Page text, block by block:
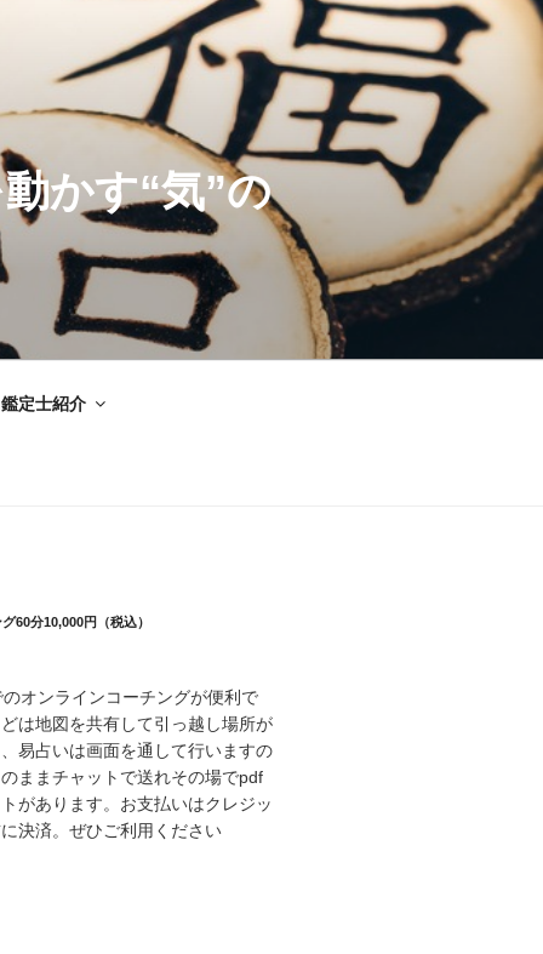
かす“気”の
鑑定士紹介
60分10,000円（税込）
オンラインコーチングが便利で
は地図を共有して引っ越し場所が
易占いは画面を通して行いますの
ままチャットで送れその場でpdf
があります。お支払いはクレジッ
決済。ぜひご利用ください